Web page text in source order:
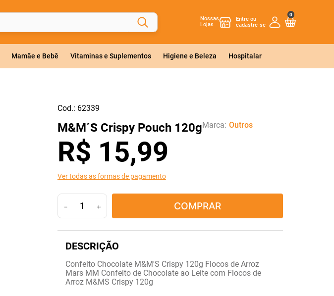
Nossas
Lojas
0
Mamãe e Bebê Vitaminas e Suplementos Higiene e Beleza Hospitalar
Cod.: 62339
M&M´S Crispy Pouch 120gMarca: Outros
R$ 15,99
Ver todas as formas de pagamento
＋
－ COMPRAR
Confeito Chocolate M&M'S Crispy 120g Flocos de Arroz
Mars MM Confeito de Chocolate ao Leite com Flocos de
Arroz M&MS Crispy 120g